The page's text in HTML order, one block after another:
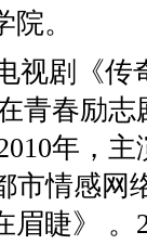
。
视剧《传
青春励
年，
市情感网
睫》 。